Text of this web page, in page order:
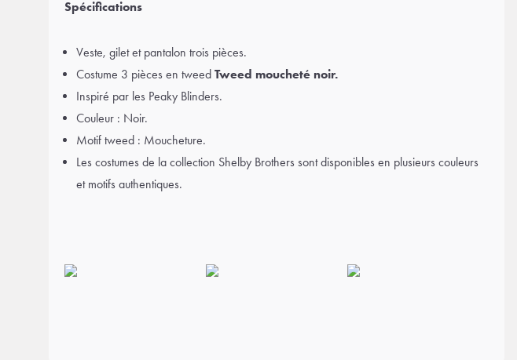
Spécifications
Veste, gilet et pantalon trois pièces.
Costume 3 pièces en tweed Tweed moucheté noir.
Inspiré par les Peaky Blinders.
Couleur : Noir.
Motif tweed : Moucheture.
Les costumes de la collection Shelby Brothers sont disponibles en plusieurs couleurs
et motifs authentiques.